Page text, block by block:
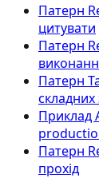
Патерн
цитувати
Патерн
Патерн
Приклад
Патерн
прохід